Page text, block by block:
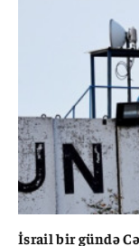
İsrail bir gündə